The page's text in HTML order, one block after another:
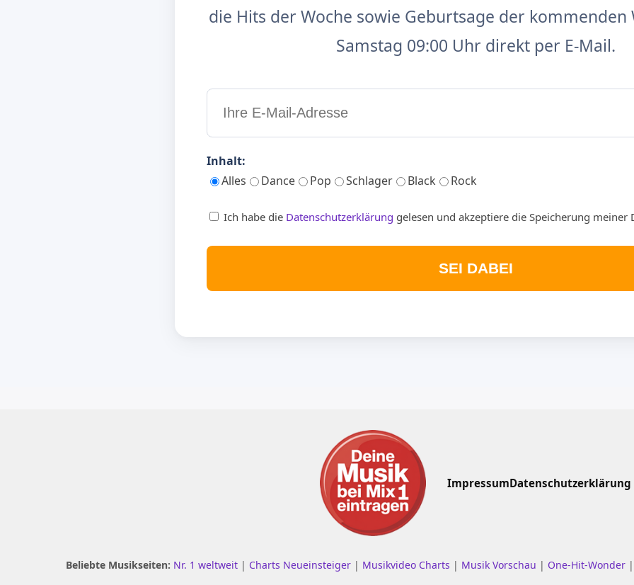
die Hits der Woche sowie Geburtsage der kommenden
Samstag 09:00 Uhr direkt per E-Mail.
Inhalt:
Alles
Dance Pop Schlager Black Rock
Ich habe die Datenschutzerklärung gelesen und akzeptiere die Speicherung meiner
SEI DABEI
ImpressumDatenschutzerklärung
Beliebte Musikseiten: Nr. 1 weltweit | Charts Neueinsteiger | Musikvideo Charts | Musik Vorschau | One-Hit-Wonder